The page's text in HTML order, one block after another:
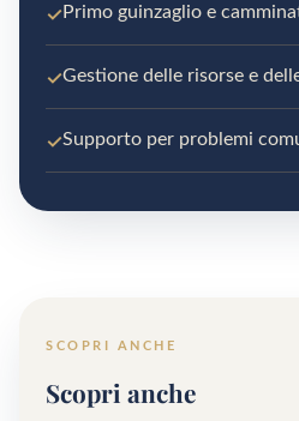
✓Primo guinzaglio e
✓Gestione delle risorse e
✓Supporto per problemi
SCOPRI ANCHE
Scopri anche